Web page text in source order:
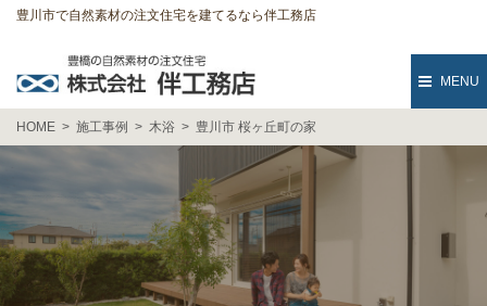
豊川市で自然素材の注文住宅を建てるなら伴工務店
MENU
HOME 施工事例 木浴 豊川市 桜ヶ丘町の家